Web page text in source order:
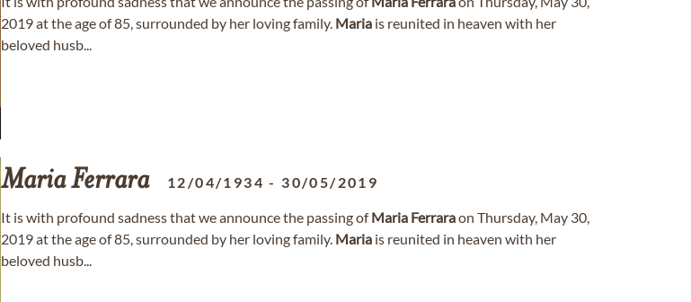
2019 at the age of 85, surrounded by her loving family. Maria is reunited in heaven with her
beloved husb...
MariaFerrara 12/04/1934 - 30/05/2019
It is with profound sadness that we announce the passing ofMaria Ferraraon Thursday, May 30,
2019 at the age of 85, surrounded by her loving family. Maria is reunited in heaven with her
beloved husb...